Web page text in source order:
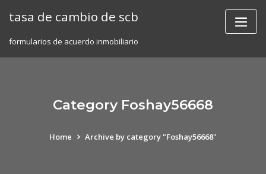
tasa de cambio de scb
formularios de acuerdo inmobiliario
Category Foshay56668
Home Archive by category "Foshay56668"